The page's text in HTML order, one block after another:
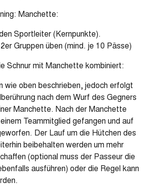
Manchette:
Sportleiter (Kernpunkte).
Gruppen üben (mind. je 10 Pässe)
mit Manchette kombiniert:
wie oben beschrieben, jedoch erfolgt
nach dem Wurf des Gegners
Manchette. Nach der Manchette
Teammitglied gefangen und auf
Der Lauf um die Hütchen des
beibehalten werden um mehr
(optional muss der Passeur die
ausführen) oder die Regel kann